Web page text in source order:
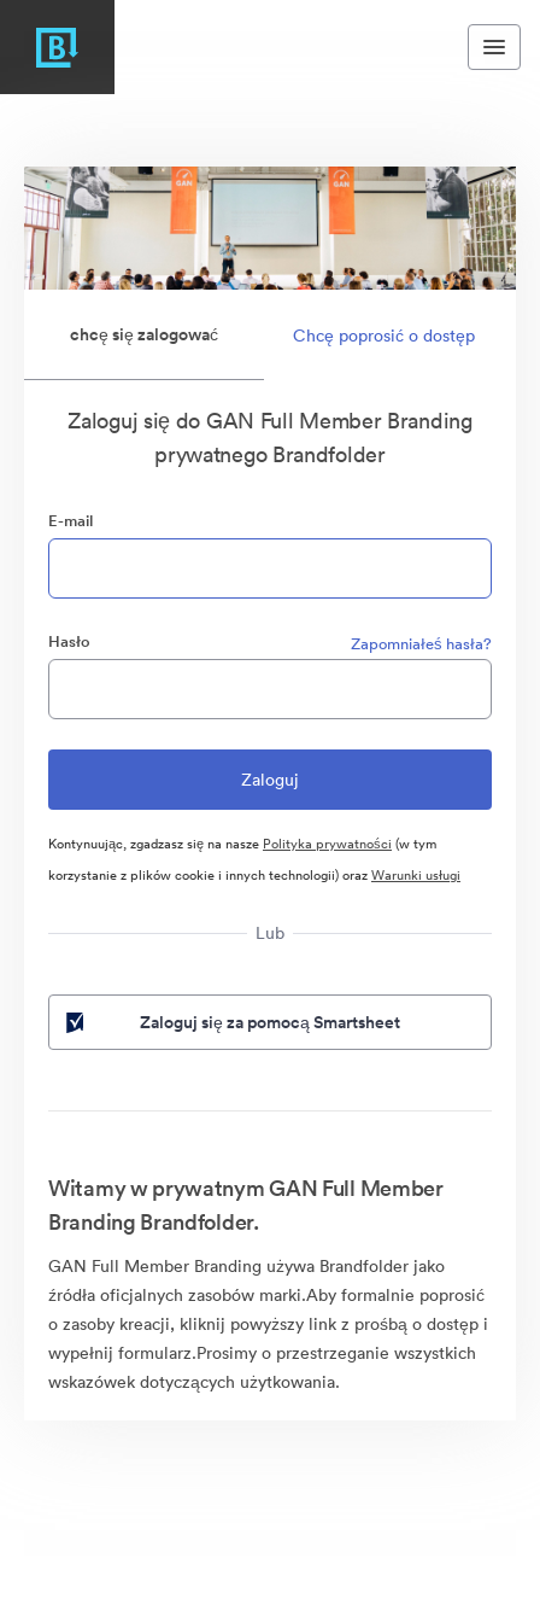
chcę się zalogować Chcę poprosić o dostęp
Zaloguj się do GAN Full Member Branding
prywatnego Brandfolder
E-mail
Hasło Zapomniałeś hasła?
Kontynuując, zgadzasz się na nasze Polityka prywatności (w tym
korzystanie z plików cookie i innych technologii) orazWarunki usługi
Lub
Zaloguj się za pomocą Smartsheet
Witamy w prywatnym GAN Full Member
Branding Brandfolder.
GAN Full Member Branding używa Brandfolder jako
źródła oficjalnych zasobów marki.Aby formalnie poprosić
o zasoby kreacji, kliknij powyższy link z prośbą o dostęp i
wypełnij formularz.Prosimy o przestrzeganie wszystkich
wskazówek dotyczących użytkowania.